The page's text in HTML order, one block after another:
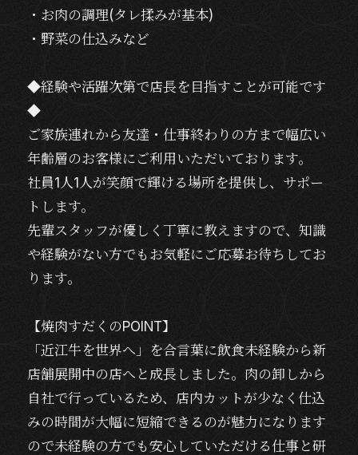
・お肉の調理(タレ揉みが基本)
・野菜の仕込みなど
◆経験や活躍次第で店長を目指すことが可能です
◆
ご家族連れから友達・仕事終わりの方まで幅広い
年齢層のお客様にご利用いただいております。
社員1人1人が笑顔で輝ける場所を提供し、サポー
トします。
先輩スタッフが優しく丁寧に教えますので、知識
や経験がない方でもお気軽にご応募お待ちしてお
ります。
【焼肉すだくのPOINT】
「近江牛を世界へ」を合言葉に飲食未経験から新
店舗展開中の店へと成長しました。肉の卸しから
自社で行っているため、店内カットが少なく仕込
みの時間が大幅に短縮できるのが魅力になります
ので未経験の方でも安心していただける仕事と研